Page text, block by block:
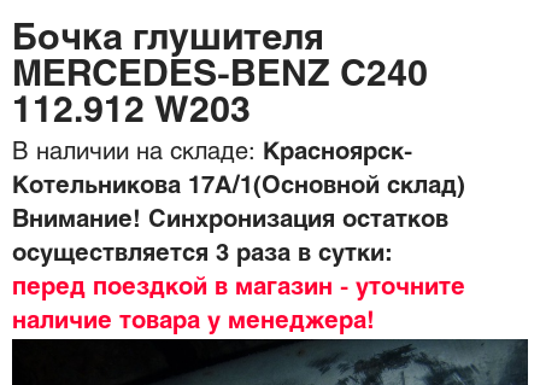
Бочка глушителя
MERCEDES-BENZ C240
112.912 W203
В наличии на складе:
Красноярск-
Котельникова 17А/1(Основной склад)
Внимание! Синхронизация остатков
осуществляется 3 раза в сутки:
перед поездкой в магазин - уточните
наличие товара у менеджера!